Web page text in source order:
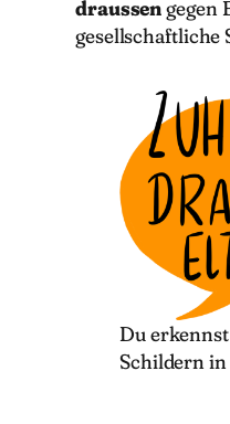
draussengegen
gesellschaftliche
Du
Schildern